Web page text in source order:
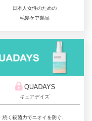
日本人女性のための
毛髪ケア製品
QUADAYS
キュアデイズ
続く殺菌力でニオイを防ぐ、